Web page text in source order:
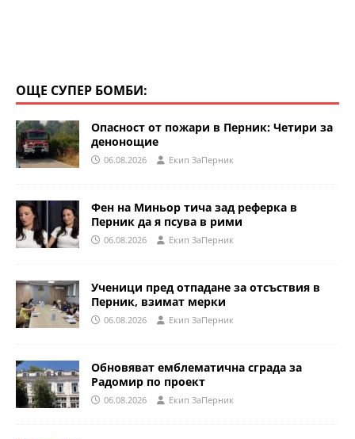
ОЩЕ СУПЕР БОМБИ:
Опасност от пожари в Перник: Четири за
денонощие
06.08.2026 Eкип ЗаПерник
Фен на Миньор тича зад реферка в
Перник да я псува в рими
06.08.2026 Eкип ЗаПерник
Ученици пред отпадане за отсъствия в
Перник, взимат мерки
06.08.2026 Eкип ЗаПерник
Обновяват емблематична сграда за
Радомир по проект
06.08.2026 Eкип ЗаПерник